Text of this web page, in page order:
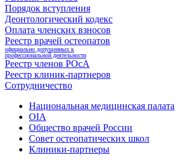
Порядок вступления
Деонтологический кодекс
Оплата членских взносов
Реестр врачей остеопатов
официально допущенных к
профессиональной деятельности
Реестр членов РОсА
Реестр клиник-партнеров
Сотрудничество
Национальная медицинская палата
OIA
Общество врачей России
Совет остеопатических школ
Клиники-партнеры